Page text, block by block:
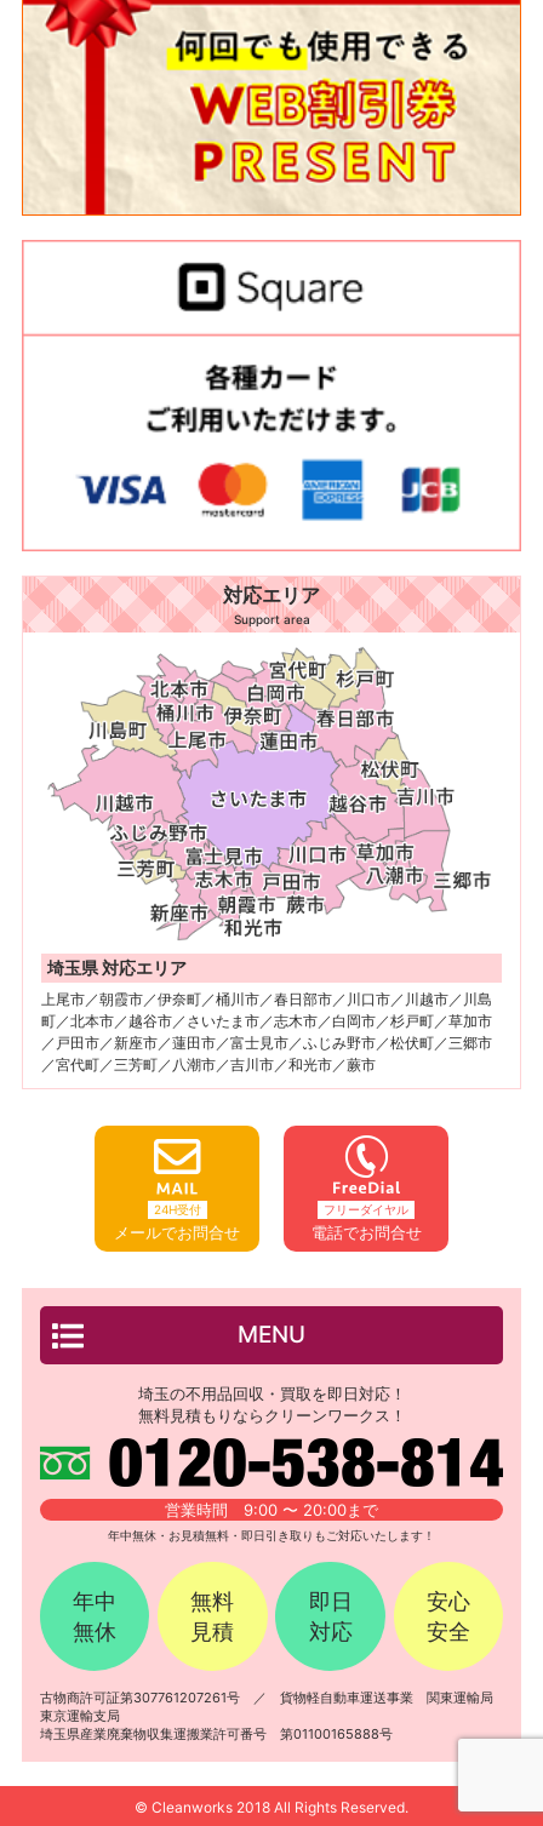
対応エリア
Support area
埼玉県 対応エリア
上尾市／朝霞市／伊奈町／桶川市／春日部市／川口市／川越市／川島
町／北本市／越谷市／さいたま市／志木市／白岡市／杉戸町／草加市
／戸田市／新座市／蓮田市／富士見市／ふじみ野市／松伏町／三郷市
／宮代町／三芳町／八潮市／吉川市／和光市／蕨市
24H受付
メールでお問合せ
フリーダイヤル
電話でお問合せ
MENU
埼玉の不用品回収・買取を即日対応！
無料見積もりならクリーンワークス！
営業時間 9:00 〜 20:00まで
年中無休・お見積無料・即日引き取りもご対応いたします！
年中
無休
無料
見積
即日
対応
安心
安全
古物商許可証第307761207261号 ／ 貨物軽自動車運送事業 関東運輸局
東京運輸支局
埼玉県産業廃棄物収集運搬業許可番号 第01100165888号
© Cleanworks 2018 All Rights Reserved.